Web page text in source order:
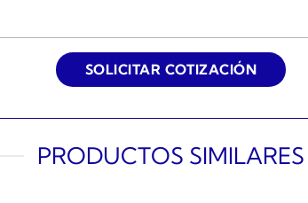
PRODUCTOS SIMILARES